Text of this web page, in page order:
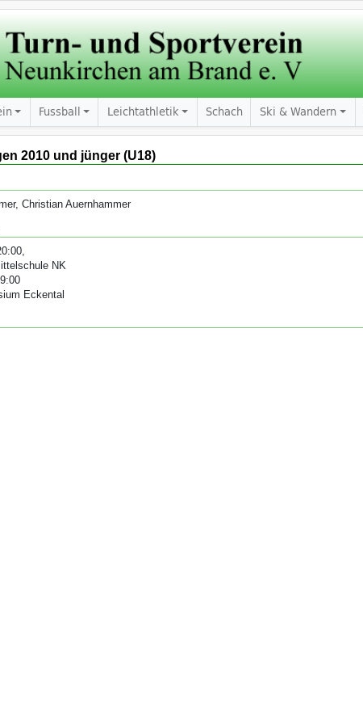
Fussball Leichtathletik Schach Ski & Wandern
2010 und jünger (U18)
Christian Auernhammer
NK
Eckental